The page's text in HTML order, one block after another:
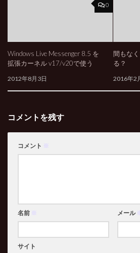
0
Windows Live Messenger 8.5 を
拡張カーネル v17/v20で使う
2012年8月3日
間もな
る？
2016年2
コメントを残す
コメント ※
名前 ※ メール
サイト